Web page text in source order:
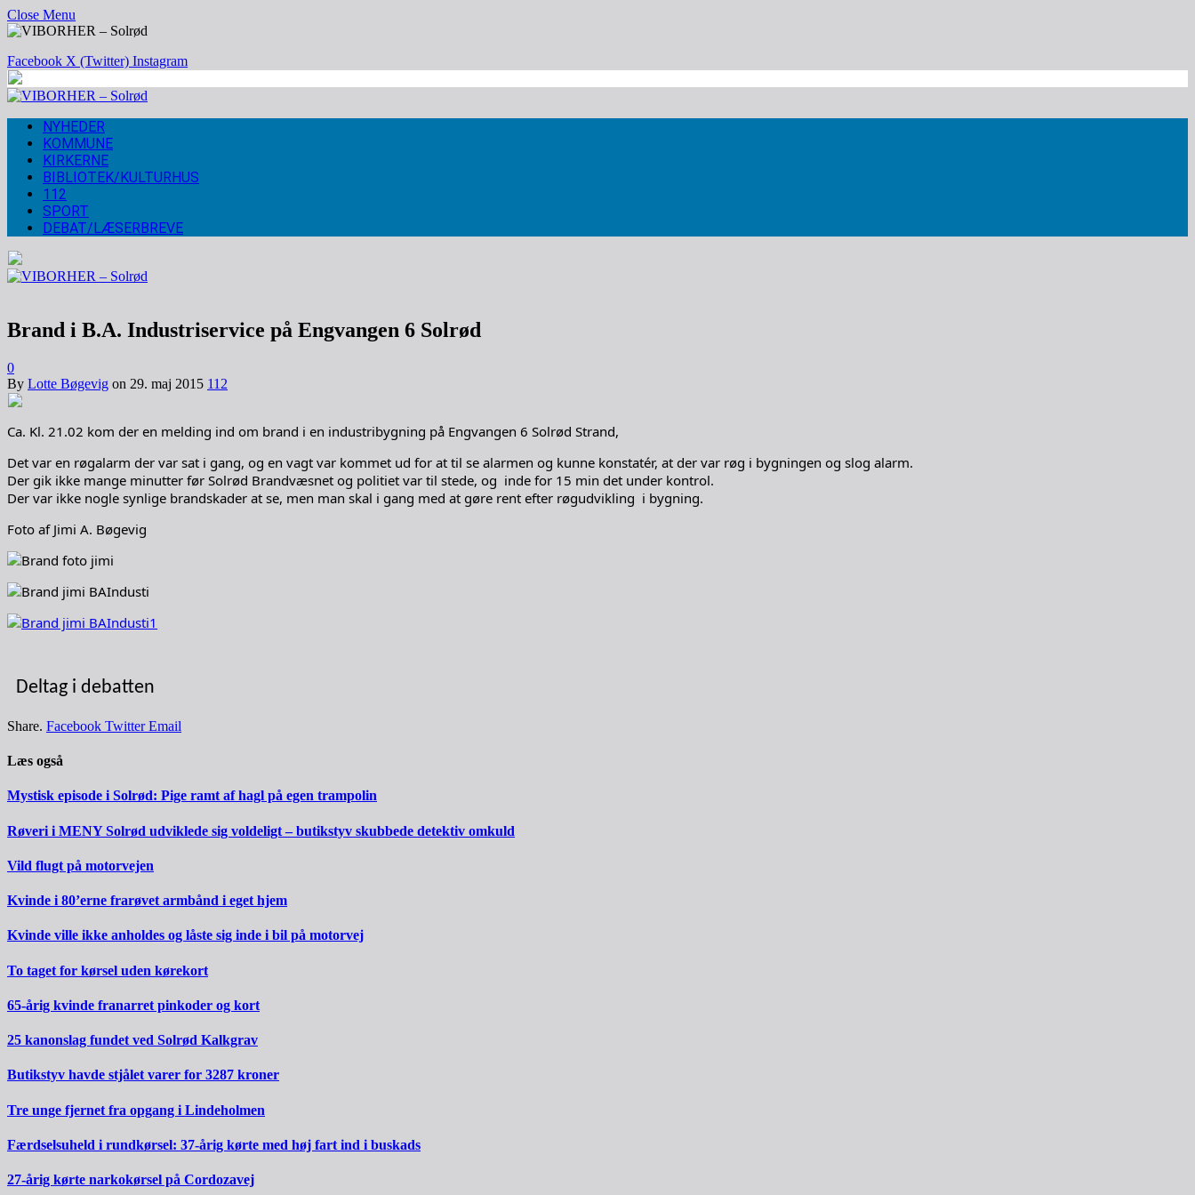
Close Menu
Facebook X (Twitter) Instagram
NYHEDER
KOMMUNE
KIRKERNE
BIBLIOTEK/KULTURHUS
112
SPORT
DEBAT/LÆSERBREVE
Brand i B.A. Industriservice på Engvangen 6 Solrød
0
By Lotte Bøgevig on 29. maj 2015 112
Ca. Kl. 21.02 kom der en melding ind om brand i en industribygning på Engvangen 6 Solrød Strand,
Det var en røgalarm der var sat i gang, og en vagt var kommet ud for at til se alarmen og kunne konstatér, at der var røg i bygningen og slog alarm.
Der gik ikke mange minutter før Solrød Brandvæsnet og politiet var til stede, og inde for 15 min det under kontrol.
Der var ikke nogle synlige brandskader at se, men man skal i gang med at gøre rent efter røgudvikling i bygning.
Foto af Jimi A. Bøgevig
Deltag i debatten
Share. Facebook Twitter Email
Læs også
Mystisk episode i Solrød: Pige ramt af hagl på egen trampolin
Røveri i MENY Solrød udviklede sig voldeligt – butikstyv skubbede detektiv omkuld
Vild flugt på motorvejen
Kvinde i 80’erne frarøvet armbånd i eget hjem
Kvinde ville ikke anholdes og låste sig inde i bil på motorvej
To taget for kørsel uden kørekort
65-årig kvinde franarret pinkoder og kort
25 kanonslag fundet ved Solrød Kalkgrav
Butikstyv havde stjålet varer for 3287 kroner
Tre unge fjernet fra opgang i Lindeholmen
Færdselsuheld i rundkørsel: 37-årig kørte med høj fart ind i buskads
27-årig kørte narkokørsel på Cordozavej